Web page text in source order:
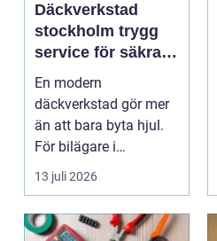
Däckverkstad
stockholm trygg
service för säkra
mil året runt
En modern
däckverkstad gör mer
än att bara byta hjul.
För bilägare i
Stockholm handlar
valet av däck...
13 juli 2026